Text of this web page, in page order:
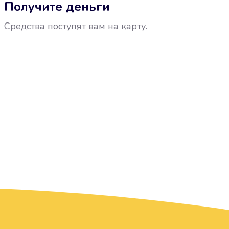
Получите деньги
Средства поступят вам на карту.